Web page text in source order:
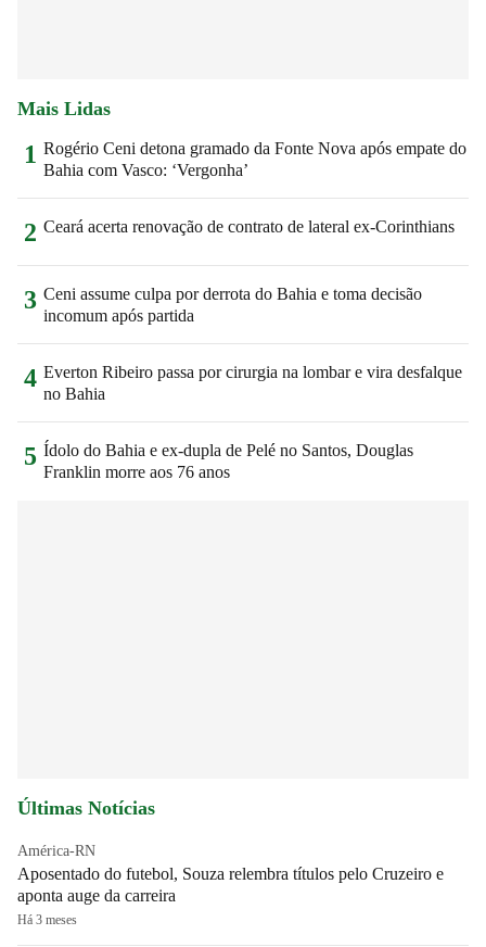
Mais Lidas
1 Rogério Ceni detona gramado da Fonte Nova após empate do
Bahia com Vasco: ‘Vergonha’
2 Ceará acerta renovação de contrato de lateral ex-Corinthians
3 Ceni assume culpa por derrota do Bahia e toma decisão
incomum após partida
4 Everton Ribeiro passa por cirurgia na lombar e vira desfalque
no Bahia
5 Ídolo do Bahia e ex-dupla de Pelé no Santos, Douglas
Franklin morre aos 76 anos
Últimas Notícias
América-RN
Aposentado do futebol, Souza relembra títulos pelo Cruzeiro e
aponta auge da carreira
Há 3 meses